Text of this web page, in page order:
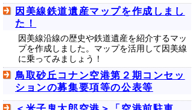
因美線鉄道遺産マップを作成しまし
た！
因美線沿線の歴史や鉄道遺産を紹介するマッ
プを作成しました。マップを活用して因美線
に乗ってみましょう！
鳥取砂丘コナン空港第２期コンセッ
ションの募集要項等の公表等